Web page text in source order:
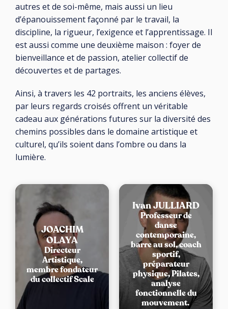
autres et de soi-même, mais aussi un lieu
d’épanouissement façonné par le travail, la
discipline, la rigueur, l’exigence et l’apprentissage. Il
est aussi comme une deuxième maison : foyer de
bienveillance et de passion, atelier collectif de
découvertes et de partages.
Ainsi, à travers les 42 portraits, les anciens élèves,
par leurs regards croisés offrent un véritable
cadeau aux générations futures sur la diversité des
chemins possibles dans le domaine artistique et
culturel, qu’ils soient dans l’ombre ou dans la
lumière.
JOACHIM
OLAYA
Directeur
Artistique,
membre fondateur
du collectif Scale
Ivan JULLIARD
Professeur de
danse
contemporaine,
barre au sol, coach
sportif,
préparateur
physique, Pilates,
analyse
fonctionnelle du
mouvement.